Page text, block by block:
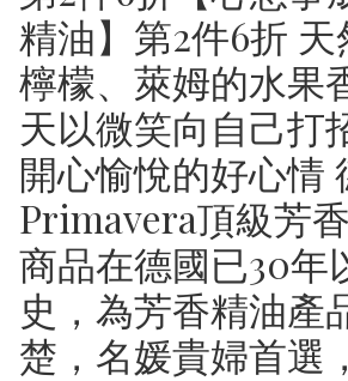
精油】第2件6折 天
檸檬、萊姆的水果
天以微笑向自己打
開心愉悅的好心情
Primavera頂級芳
商品在德國已30年
史，為芳香精油產
楚，名媛貴婦首選